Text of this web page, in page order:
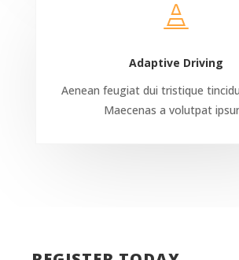

Adaptive Driving
Aenean feugiat dui tristique
Maecenas a volutpat